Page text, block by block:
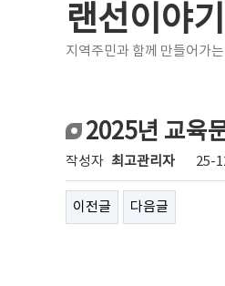
랜선이야기
지역주민과 함께 만들어가
2025년 교육
작성자 최고관리자 25-
이전글 다음글